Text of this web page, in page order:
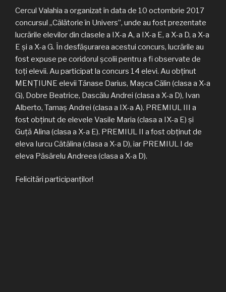
Cercul Valahia a organizat în data de 10 octombrie 2017
concursul „Călătorie în Univers”, unde au fost prezentate
lucrările elevilor din clasele a IX-a A, a IX-a E, a X-a D, a X-a
E și a X-a G. În desfășurarea acestui concurs, lucrările au
fost expuse pe coridorul școlii pentru a fi observate de
toți elevii. Au participat la concurs 14 elevi. Au obținut
MENȚIUNE elevii Tănase Darius, Mașca Călin (clasa a X-a
G), Dobre Beatrice, Dascălu Andrei (clasa a X-a D), Ivan
Alberto, Tamaș Andrei (clasa a IX-a A). PREMIUL III a
fost obținut de elevele Vasile Maria (clasa a IX-a E) și
Guță Alina (clasa a X-a E). PREMIUL II a fost obținut de
eleva Iurcu Cătălina (clasa a X-a D), iar PREMIUL I de
eleva Păsărelu Andreea (clasa a X-a D).
Felicitări participanților!